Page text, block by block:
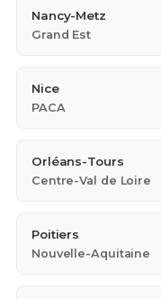
Nancy-Metz
Grand Est
Nice
PACA
Orléans-Tours
Centre-Val de Loire
Poitiers
Nouvelle-Aquitaine